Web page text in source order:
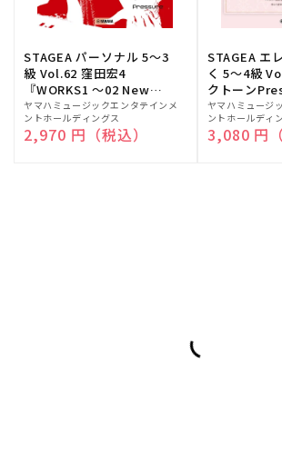
STAGEA パーソナル 5～3
級 Vol.62 窪田宏4
『WORKS1 ～02 New
edition～』
販
売
元:
ヤマハミュージックエンタテインメ
ントホールディングス
通常価格
2,970 円（税込）
STAGEA エ
く 5～4級
クトーン
ック名曲集
販
売
元:
ヤマハミュージ
ントホールディ
通常価格
3,080 円（